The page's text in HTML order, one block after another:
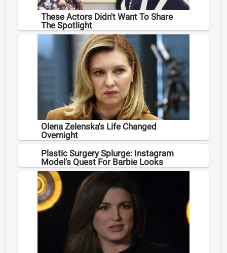
These Actors Didn't Want To Share
The Spotlight
Olena Zelenska's Life Changed
Overnight
Plastic Surgery Splurge: Instagram
Model's Quest For Barbie Looks